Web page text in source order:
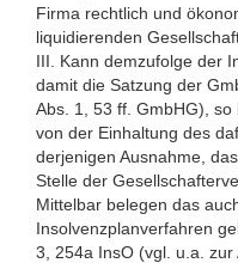
Firma rechtlich und
liquidierenden
III. Kann demzufolge der
damit die Satzung der
Abs. 1, 53 ff. GmbHG),
von der Einhaltung des
derjenigen Ausnahme,
Stelle der
Mittelbar belegen das
Insolvenzplanverfahren
3, 254a InsO (vgl. u.a.